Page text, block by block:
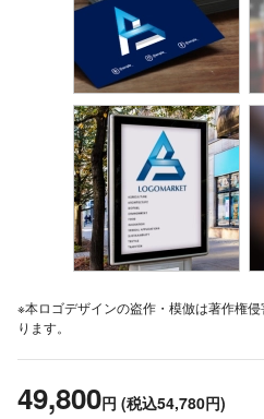
※本ロゴデザインの盗作・模倣は著作権
ります。
49,800円 (税込54,780円)